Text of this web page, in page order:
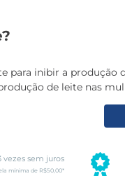
inibir a
de leite nas
vezes sem juros
mínima de R$50,00*